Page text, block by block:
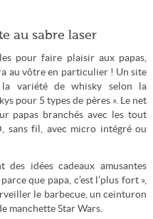
au sabre laser
pour faire plaisir aux papas,
au vôtre en particulier ! Un site
variété de whisky selon la
pour 5 types de pères ». Le net
papas branchés avec les tout
sans fil, avec micro intégré ou
des idées cadeaux amusantes
que papa, c’est l’plus fort »,
le barbecue, un ceinturon
manchette Star Wars.